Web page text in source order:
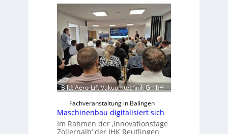
b
e
l
b
r
a
n
h
e
e
r
ö
r
Bild: Aero-Lift Vakuumtechnik GmbH
Fachveranstaltung in Balingen
Maschinenbau digitalisiert sich
Im Rahmen der ‚Innovationstage
Zollernalb‘ der IHK Reutlingen